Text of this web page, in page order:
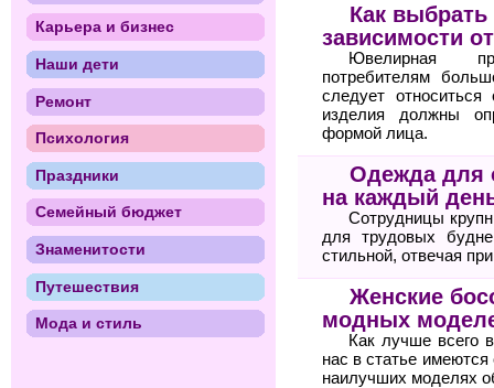
Как
зависимости
Ювелирная
потребителям
следует
изделия должны
формой лица.
Одежда для
на каждый
Сотрудницы
для трудовых
стильной, отвечая
Женские
модных
Как лучше всего
нас в статье
наилучших моделях
Карьера и бизнес
Наши дети
Ремонт
Психология
Праздники
Семейный бюджет
Знаменитости
Путешествия
Мода и стиль